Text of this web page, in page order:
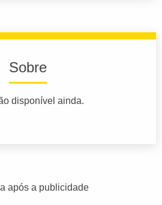
Sobre
disponível ainda.
após a publicidade